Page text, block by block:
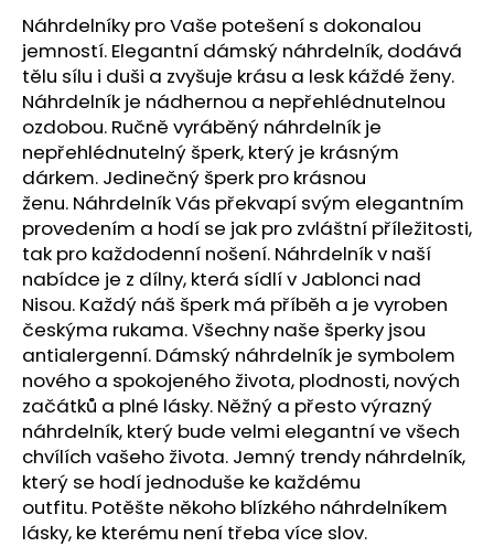
hvězdiček.
Náhrdelníky pro Vaše potešení s dokonalou
jemností. Elegantní dámský náhrdelník, dodává
tělu sílu i duši a zvyšuje krásu a lesk káždé ženy.
Náhrdelník je nádhernou a nepřehlédnutelnou
ozdobou. Ručně vyráběný náhrdelník je
nepřehlédnutelný šperk, který je krásným
dárkem. Jedinečný šperk pro krásnou
ženu. Náhrdelník Vás překvapí svým elegantním
provedením a hodí se jak pro zvláštní příležitosti,
tak pro každodenní nošení. Náhrdelník v naší
nabídce je z dílny, která sídlí v Jablonci nad
Nisou. Každý náš šperk má příběh a je vyroben
českýma rukama. Všechny naše šperky jsou
antialergenní. Dámský náhrdelník je symbolem
nového a spokojeného života, plodnosti, nových
začátků a plné lásky. Něžný a přesto výrazný
náhrdelník, který bude velmi elegantní ve všech
chvílích vašeho života. Jemný trendy náhrdelník,
který se hodí jednoduše ke každému
outfitu. Potěšte někoho blízkého náhrdelníkem
lásky, ke kterému není třeba více slov.
j
e
m
e
NÁHRDELNÍK
ANDĚL
ŠTĚSTÍ
LIGHT
SAPPHIRE
420
Kč
Původně:
699
Kč